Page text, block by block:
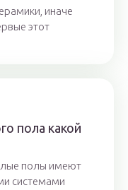
иначе
этот
пола какой
полы имеют
системами